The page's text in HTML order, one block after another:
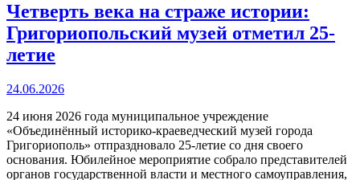
Четверть века на страже истории:
Григориопольский музей отметил 25-
летие
24.06.2026
24 июня 2026 года муниципальное учреждение
«Объединённый историко-краеведческий музей города
Григориополь» отпраздновало 25-летие со дня своего
основания. Юбилейное мероприятие собрало представителей
органов государственной власти и местного самоуправления,